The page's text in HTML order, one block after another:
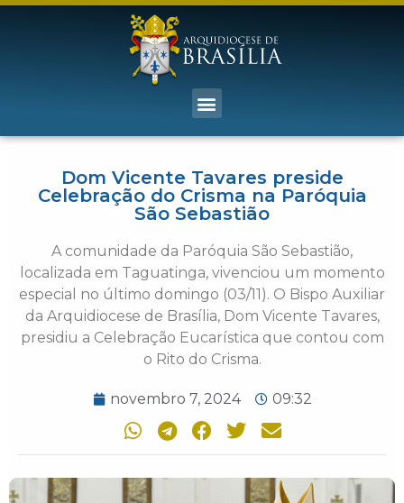
Dom Vicente Tavares preside
Celebração do Crisma na Paróquia
São Sebastião
A comunidade da Paróquia São Sebastião,
localizada em Taguatinga, vivenciou um momento
especial no último domingo (03/11). O Bispo Auxiliar
da Arquidiocese de Brasília, Dom Vicente Tavares,
presidiu a Celebração Eucarística que contou com
o Rito do Crisma.
novembro 7, 2024 09:32